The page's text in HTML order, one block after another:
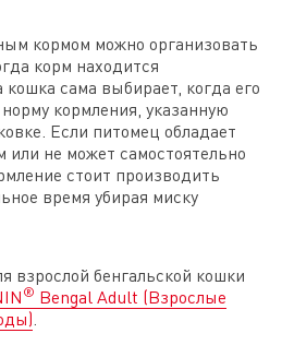
кормом можно организовать
корм находится
кошка сама выбирает, когда его
кормления, указанную
Если питомец обладает
не может самостоятельно
стоит производить
время убирая миску
бенгальской кошки
® Bengal Adult (Взрослые
.